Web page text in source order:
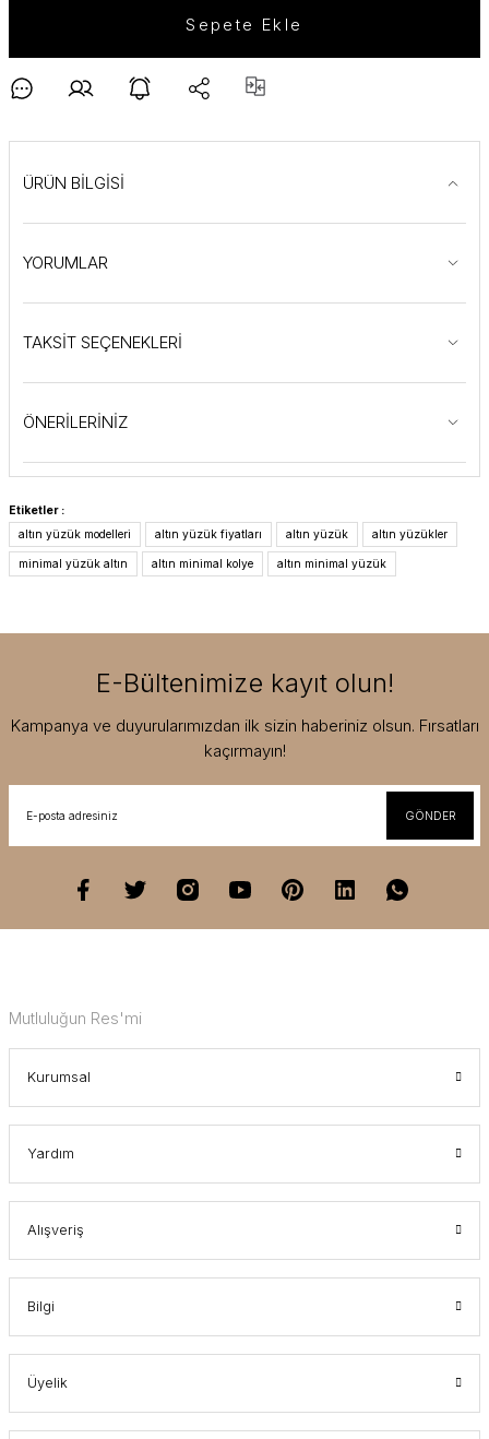
Sepete Ekle
ÜRÜN BİLGİSİ
YORUMLAR
TAKSİT SEÇENEKLERİ
ÖNERİLERİNİZ
Etiketler :
altın yüzük modelleri
altın yüzük fiyatları altın yüzük altın yüzükler
minimal yüzük altın altın minimal kolye altın minimal yüzük
E-Bültenimize kayıt olun!
Kampanya ve duyurularımızdan ilk sizin haberiniz olsun. Fırsatları
kaçırmayın!
GÖNDER
Mutluluğun Res'mi
Kurumsal
Yardım
Alışveriş
Bilgi
Üyelik